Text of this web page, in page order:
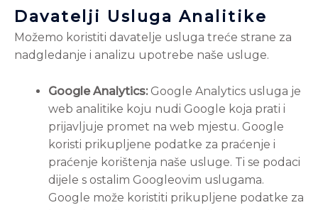
Davatelji Usluga Analitike
Možemo koristiti davatelje usluga treće strane za
nadgledanje i analizu upotrebe naše usluge.
Google Analytics: Google Analytics usluga je
web analitike koju nudi Google koja prati i
prijavljuje promet na web mjestu. Google
koristi prikupljene podatke za praćenje i
praćenje korištenja naše usluge. Ti se podaci
dijele s ostalim Googleovim uslugama.
Google može koristiti prikupljene podatke za